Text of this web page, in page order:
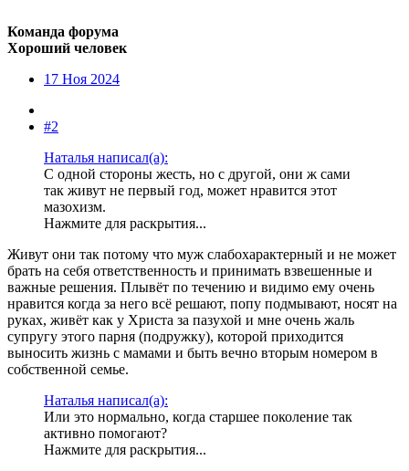
Команда форума
Хороший человек
17 Ноя 2024
#2
Наталья написал(а):
С одной стороны жесть, но с другой, они ж сами
так живут не первый год, может нравится этот
мазохизм.
Нажмите для раскрытия...
Живут они так потому что муж слабохарактерный и не может
брать на себя ответственность и принимать взвешенные и
важные решения. Плывёт по течению и видимо ему очень
нравится когда за него всё решают, попу подмывают, носят на
руках, живёт как у Христа за пазухой и мне очень жаль
супругу этого парня (подружку), которой приходится
выносить жизнь с мамами и быть вечно вторым номером в
собственной семье.
Наталья написал(а):
Или это нормально, когда старшее поколение так
активно помогают?
Нажмите для раскрытия...